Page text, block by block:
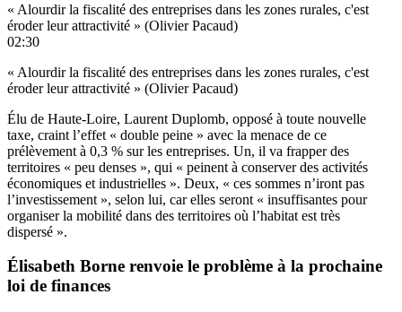
« Alourdir la fiscalité des entreprises dans les zones rurales, c'est
éroder leur attractivité » (Olivier Pacaud)
02:30
« Alourdir la fiscalité des entreprises dans les zones rurales, c'est
éroder leur attractivité » (Olivier Pacaud)
Élu de Haute-Loire, Laurent Duplomb, opposé à toute nouvelle
taxe, craint l’effet « double peine » avec la menace de ce
prélèvement à 0,3 % sur les entreprises. Un, il va frapper des
territoires « peu denses », qui « peinent à conserver des activités
économiques et industrielles ». Deux, « ces sommes n’iront pas
l’investissement », selon lui, car elles seront « insuffisantes pour
organiser la mobilité dans des territoires où l’habitat est très
dispersé ».
Élisabeth Borne renvoie le problème à la prochaine
loi de finances